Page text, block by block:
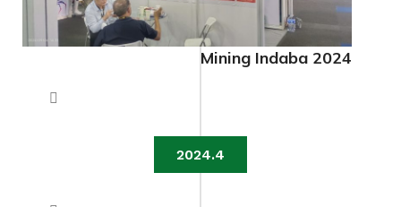
Mining Indaba 2024
2024.4